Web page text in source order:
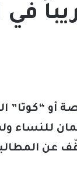
في
أو
للنساء
عن